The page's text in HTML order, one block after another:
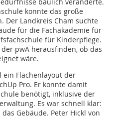
baulich veränderte.
konnte das große
Der Landkreis Cham suchte
für die Fachakademie für
für Kinderpflege.
pwA herausfinden, ob das
wäre.
ein Flächenlayout der
Pro. Er konnte damit
benötigt, inklusive der
Es war schnell klar:
Gebäude. Peter Hickl von